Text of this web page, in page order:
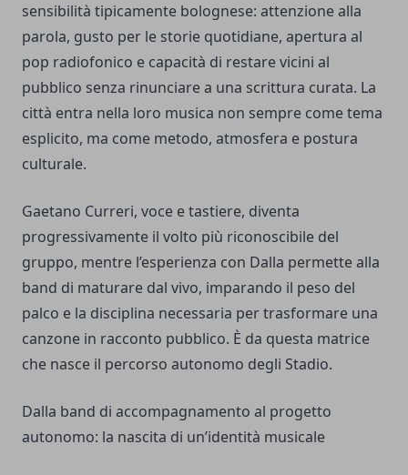
sensibilità tipicamente bolognese: attenzione alla
parola, gusto per le storie quotidiane, apertura al
pop radiofonico e capacità di restare vicini al
pubblico senza rinunciare a una scrittura curata. La
città entra nella loro musica non sempre come tema
esplicito, ma come metodo, atmosfera e postura
culturale.
Gaetano Curreri, voce e tastiere, diventa
progressivamente il volto più riconoscibile del
gruppo, mentre l’esperienza con Dalla permette alla
band di maturare dal vivo, imparando il peso del
palco e la disciplina necessaria per trasformare una
canzone in racconto pubblico. È da questa matrice
che nasce il percorso autonomo degli Stadio.
Dalla band di accompagnamento al progetto
autonomo: la nascita di un’identità musicale